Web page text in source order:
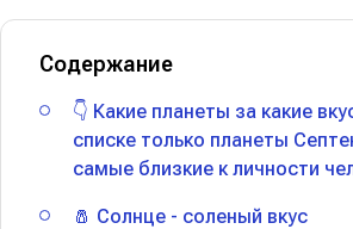
Содержание
👇 Какие планеты за какие
списке только планеты
самые близкие к личности
🧂 Солнце - соленый вкус